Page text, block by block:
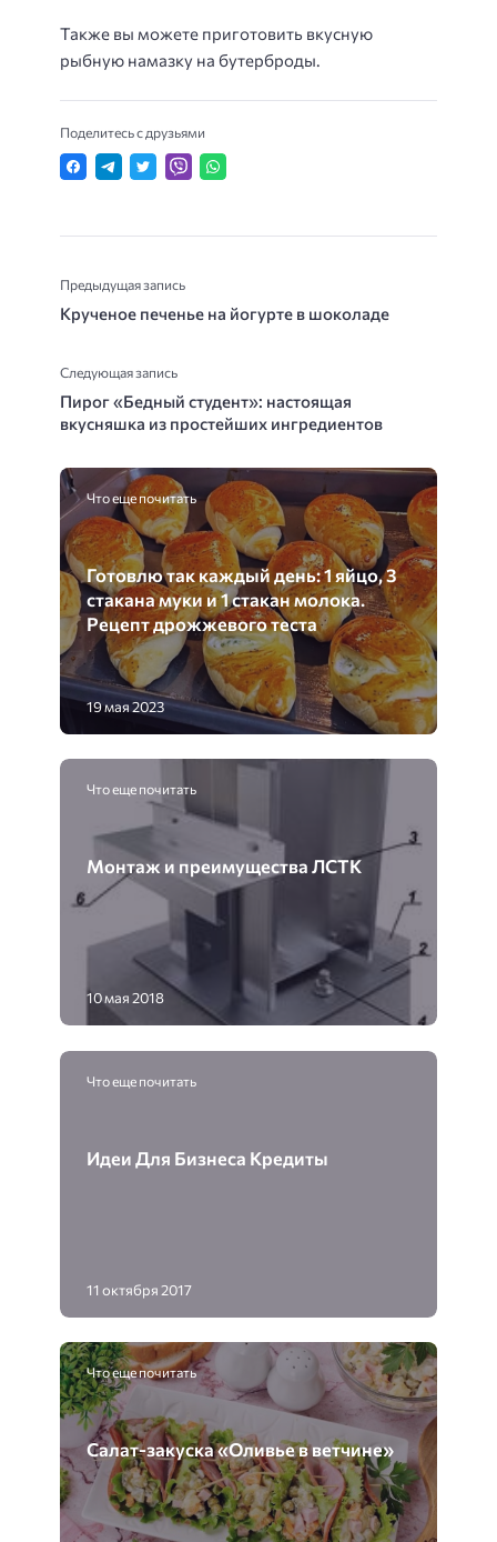
Также вы можете приготовить вкусную
рыбную намазку на бутерброды.
Поделитесь с друзьями
Предыдущая запись
Крученое печенье на йогурте в шоколаде
Следующая запись
Пирог «Бедный студент»: настоящая
вкусняшка из простейших ингредиентов
Что еще почитать
Готовлю так каждый день: 1 яйцо, 3
стакана муки и 1 стакан молока.
Рецепт дрожжевого теста
19 мая 2023
Что еще почитать
Монтаж и преимущества ЛСТК
10 мая 2018
Что еще почитать
Идеи Для Бизнеса Кредиты
11 октября 2017
Что еще почитать
Салат-закуска «Оливье в ветчине»